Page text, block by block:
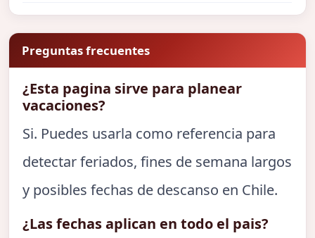
Preguntas frecuentes
¿Esta pagina sirve para planear
vacaciones?
Si. Puedes usarla como referencia para
detectar feriados, fines de semana largos
y posibles fechas de descanso en Chile.
¿Las fechas aplican en todo el pais?